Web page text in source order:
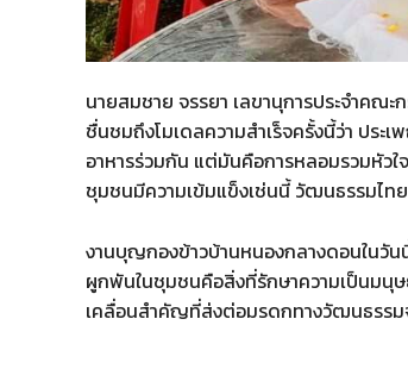
นายสมชาย จรรยา เลขานุการประจำคณะ
ชื่นชมถึงโมเดลความสำเร็จครั้งนี้ว่า ปร
อาหารร่วมกัน แต่มันคือการหลอมรวมหัว
ชุมชนมีความเข้มแข็งเช่นนี้ วัฒนธรรมไท
งานบุญกองข้าวบ้านหนองกลางดอนในวัน
ผูกพันในชุมชนคือสิ่งที่รักษาความเป็นมนุษ
เคลื่อนสำคัญที่ส่งต่อมรดกทางวัฒนธรรม